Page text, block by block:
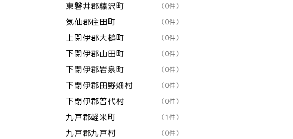
東磐井郡藤沢町 （0件）
気仙郡住田町 （0件）
上閉伊郡大槌町 （0件）
下閉伊郡山田町 （0件）
下閉伊郡岩泉町 （0件）
下閉伊郡田野畑村 （0件）
下閉伊郡普代村 （0件）
九戸郡軽米町 （1件）
九戸郡九戸村 （0件）